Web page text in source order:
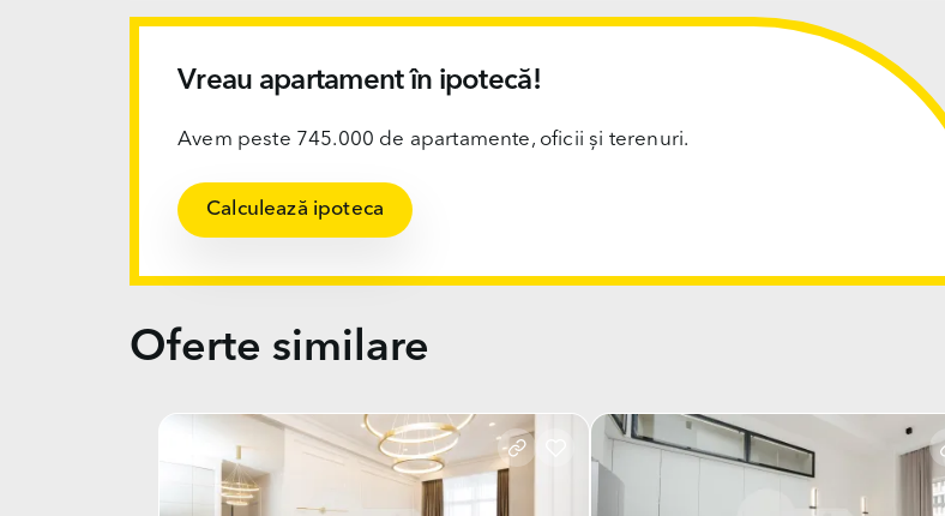
Vreau apartament în ipotecă!
Avem peste 745.000 de apartamente, oficii și terenuri.
Calculează ipoteca
Oferte similare